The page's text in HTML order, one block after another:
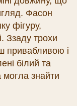
Фасон
фігуру,
Ззаду трохи
привабливою і
білий та
знайти